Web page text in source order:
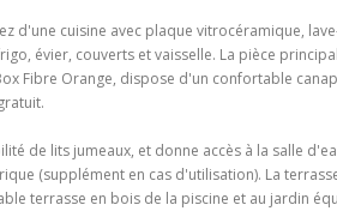
d'une cuisine avec plaque vitrocéramique,
évier, couverts et vaisselle. La pièce
Fibre Orange, dispose d'un confortable
de lits jumeaux, et donne accès à la salle
(supplément en cas d'utilisation). La
terrasse en bois de la piscine et au jardin